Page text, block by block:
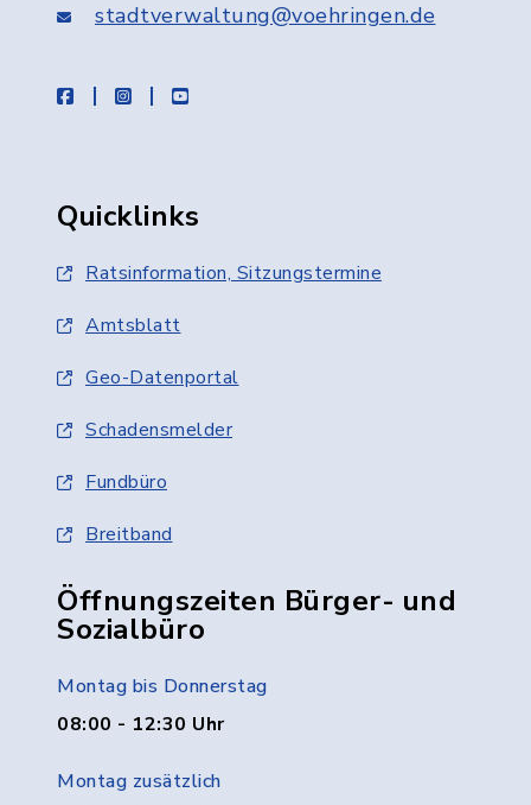
stadtverwaltung@voehringen.de
facebookinstagramyoutube
Quicklinks
Ratsinformation, Sitzungstermine
Amtsblatt
Geo-Datenportal
Schadensmelder
Fundbüro
Breitband
Öffnungszeiten Bürger- und
Sozialbüro
Montag bis Donnerstag
08:00 - 12:30 Uhr
Montag zusätzlich